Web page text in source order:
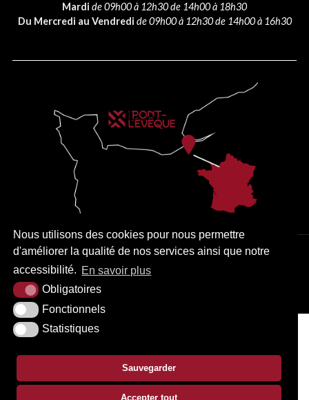
Nous utilisons des cookies pour nous permettre
d'améliorer la qualité de nos services ainsi que notre
accessibilité. En savoir plus
Obligatoires
Fonctionnels
Statistiques
Sauvegarder
Accepter tout
Mardi de 09h00 à 12h30 de 14h00 à 18h30
Du Mercredi au Vendredi de 09h00 à 12h30 de 14h00 à 16h30
PLAN DU SITE MENTIONS LÉGALES ACCESSIBILITÉ